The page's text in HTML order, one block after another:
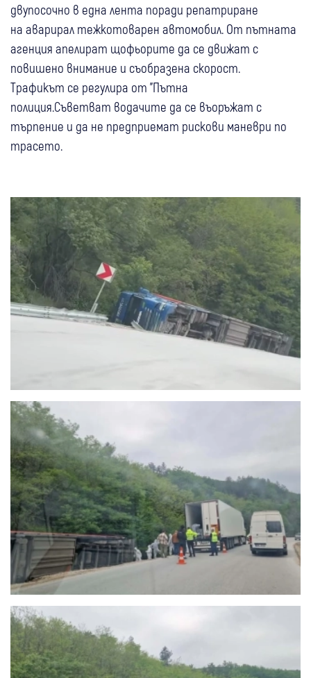
двупосочно в една лента поради репатриране
на аварирал тежкотоварен автомобил. От пътната
агенция апелират щофьорите да се движат с
повишено внимание и съобразена скорост.
Трафикът се регулира от "Пътна
полиция.Съветват водачите да се въоръжат с
търпение и да не предприемат рискови маневри по
трасето.